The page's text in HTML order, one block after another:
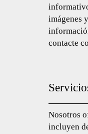
imágenes
contacte
Nosotros
incluyen